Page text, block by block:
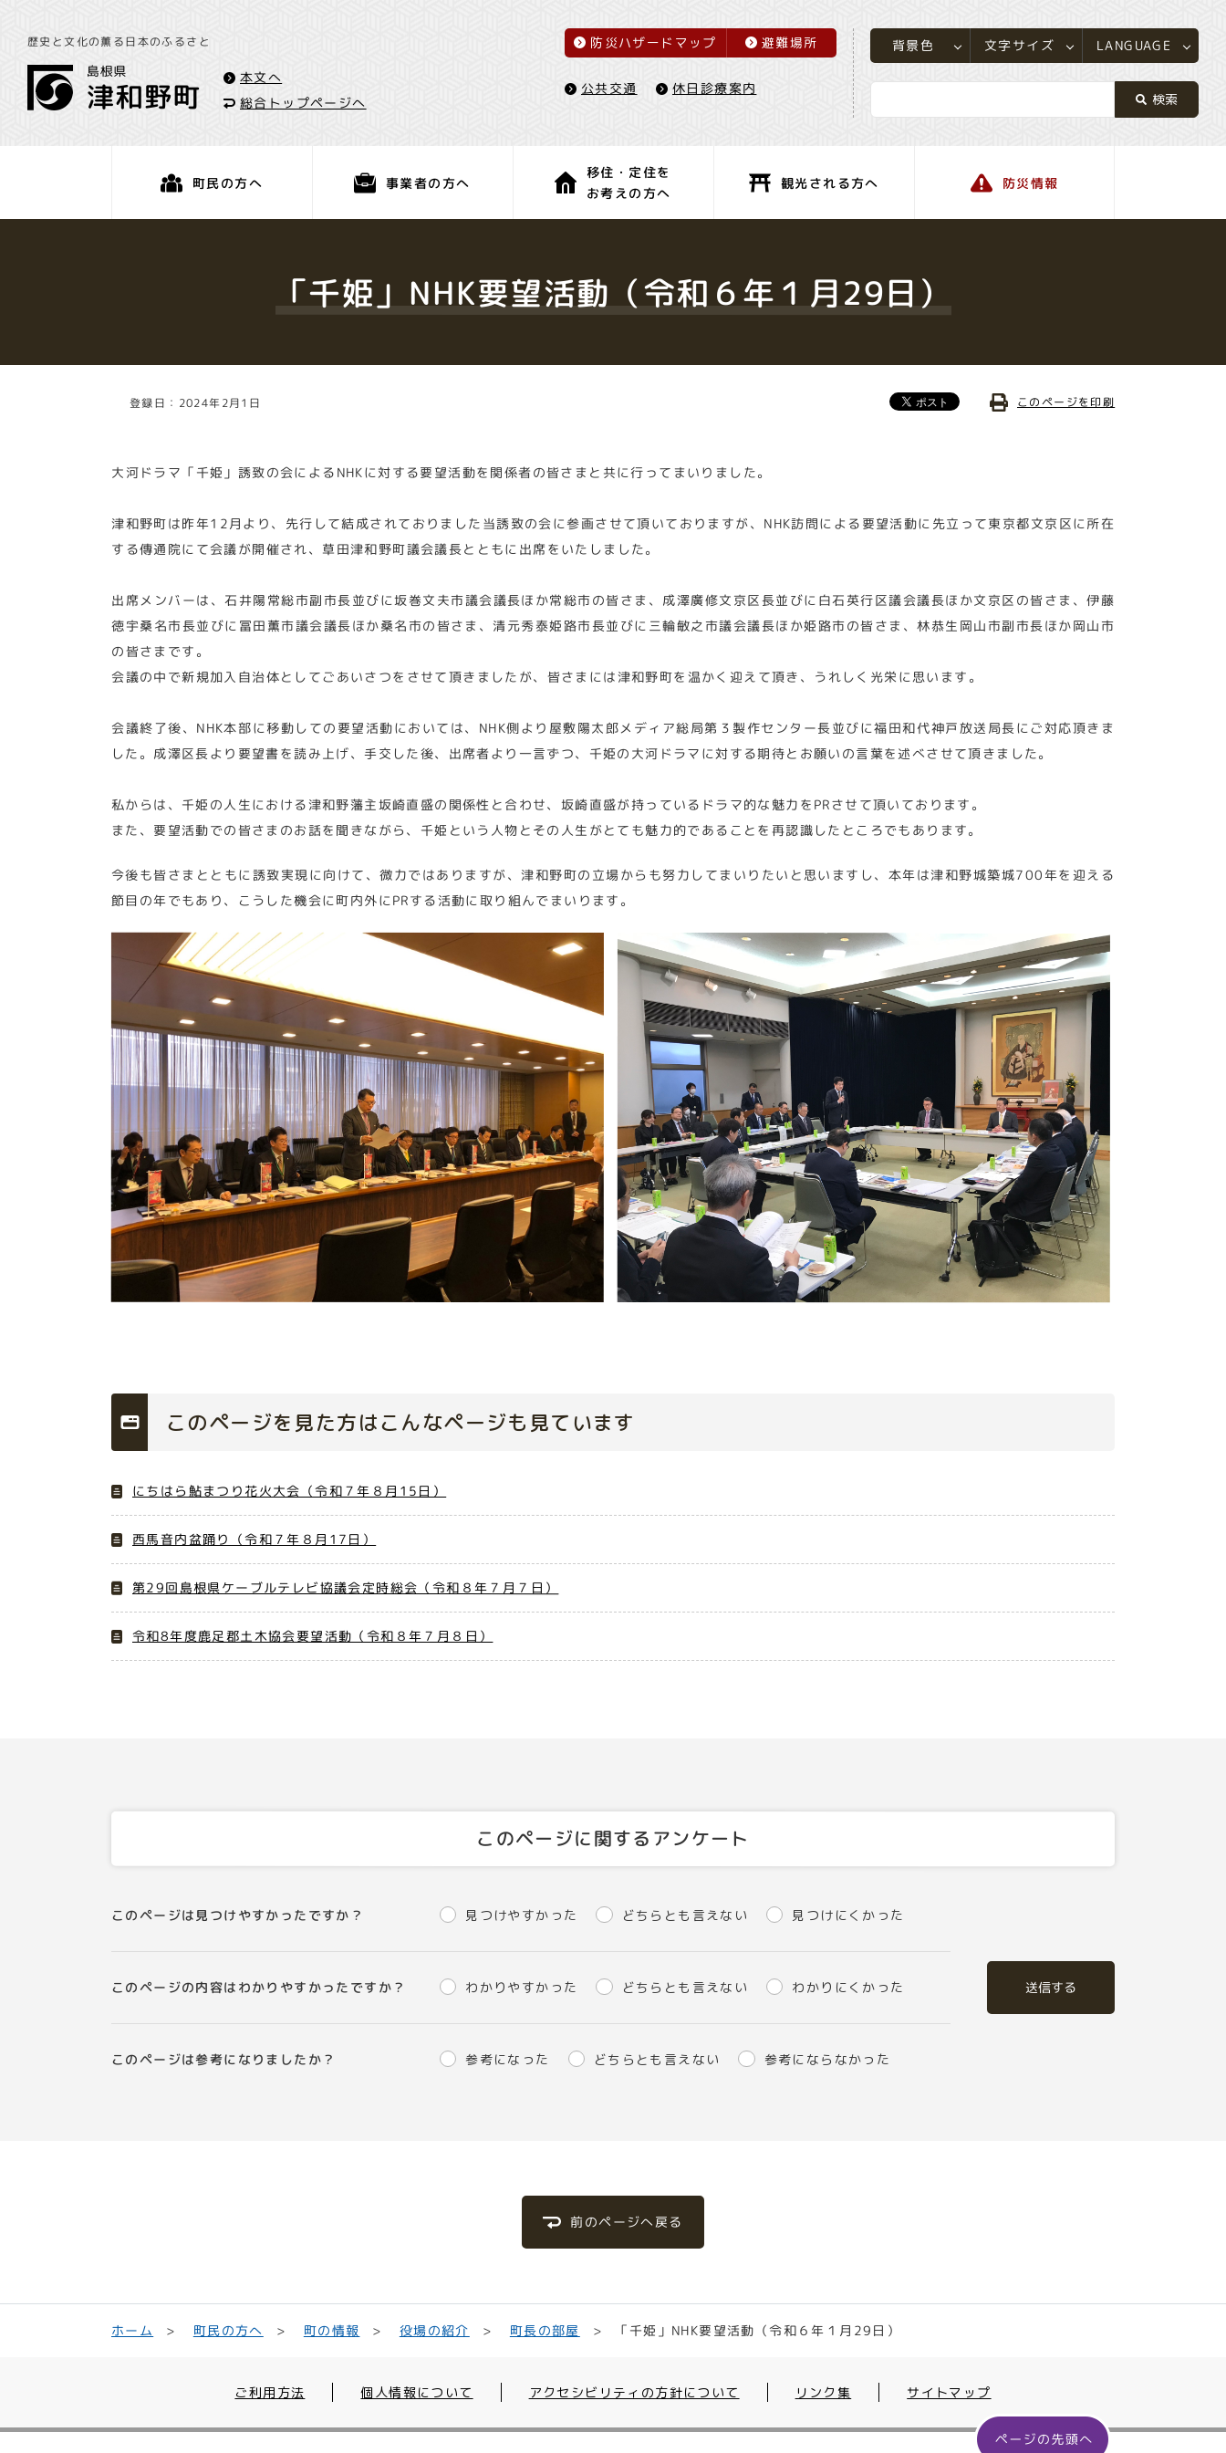
歴史と文化の薫る日本のふるさと
本文へ
総合トップページへ
防災ハザードマップ 避難場所
公共交通 休日診療案内
背景色 文字サイズ LANGUAGE
町民の方へ 事業者の方へ
移住・定住を
お考えの方へ
観光される方へ 防災情報
「千姫」NHK要望活動（令和６年１月29日）
登録日：2024年2月1日 このページを印刷
大河ドラマ「千姫」誘致の会によるNHKに対する要望活動を関係者の皆さまと共に行ってまいりました。
津和野町は昨年12月より、先行して結成されておりました当誘致の会に参画させて頂いておりますが、NHK訪問による要望活動に先立って東京都文京区に所在
する傳通院にて会議が開催され、草田津和野町議会議長とともに出席をいたしました。
出席メンバーは、石井陽常総市副市長並びに坂巻文夫市議会議長ほか常総市の皆さま、成澤廣修文京区長並びに白石英行区議会議長ほか文京区の皆さま、伊藤
徳宇桑名市長並びに冨田薫市議会議長ほか桑名市の皆さま、清元秀泰姫路市長並びに三輪敏之市議会議長ほか姫路市の皆さま、林恭生岡山市副市長ほか岡山市
の皆さまです。
会議の中で新規加入自治体としてごあいさつをさせて頂きましたが、皆さまには津和野町を温かく迎えて頂き、うれしく光栄に思います。
会議終了後、NHK本部に移動しての要望活動においては、NHK側より屋敷陽太郎メディア総局第３製作センター長並びに福田和代神戸放送局長にご対応頂きま
した。成澤区長より要望書を読み上げ、手交した後、出席者より一言ずつ、千姫の大河ドラマに対する期待とお願いの言葉を述べさせて頂きました。
私からは、千姫の人生における津和野藩主坂崎直盛の関係性と合わせ、坂崎直盛が持っているドラマ的な魅力をPRさせて頂いております。
また、要望活動での皆さまのお話を聞きながら、千姫という人物とその人生がとても魅力的であることを再認識したところでもあります。
今後も皆さまとともに誘致実現に向けて、微力ではありますが、津和野町の立場からも努力してまいりたいと思いますし、本年は津和野城築城700年を迎える
節目の年でもあり、こうした機会に町内外にPRする活動に取り組んでまいります。
このページを見た方はこんなページも見ています
にちはら鮎まつり花火大会（令和７年８月15日）
西馬音内盆踊り（令和７年８月17日）
第29回島根県ケーブルテレビ協議会定時総会（令和８年７月７日）
令和8年度鹿足郡土木協会要望活動（令和８年７月８日）
このページに関するアンケート
このページは見つけやすかったですか？ 見つけやすかった どちらとも言えない 見つけにくかった
このページの内容はわかりやすかったですか？ わかりやすかった どちらとも言えない わかりにくかった
このページは参考になりましたか？ 参考になった どちらとも言えない 参考にならなかった
送信する
前のページへ戻る
ホーム 町民の方へ 町の情報 役場の紹介 町長の部屋 「千姫」NHK要望活動（令和６年１月29日）
ご利用方法 個人情報について アクセシビリティの方針について リンク集 サイトマップ